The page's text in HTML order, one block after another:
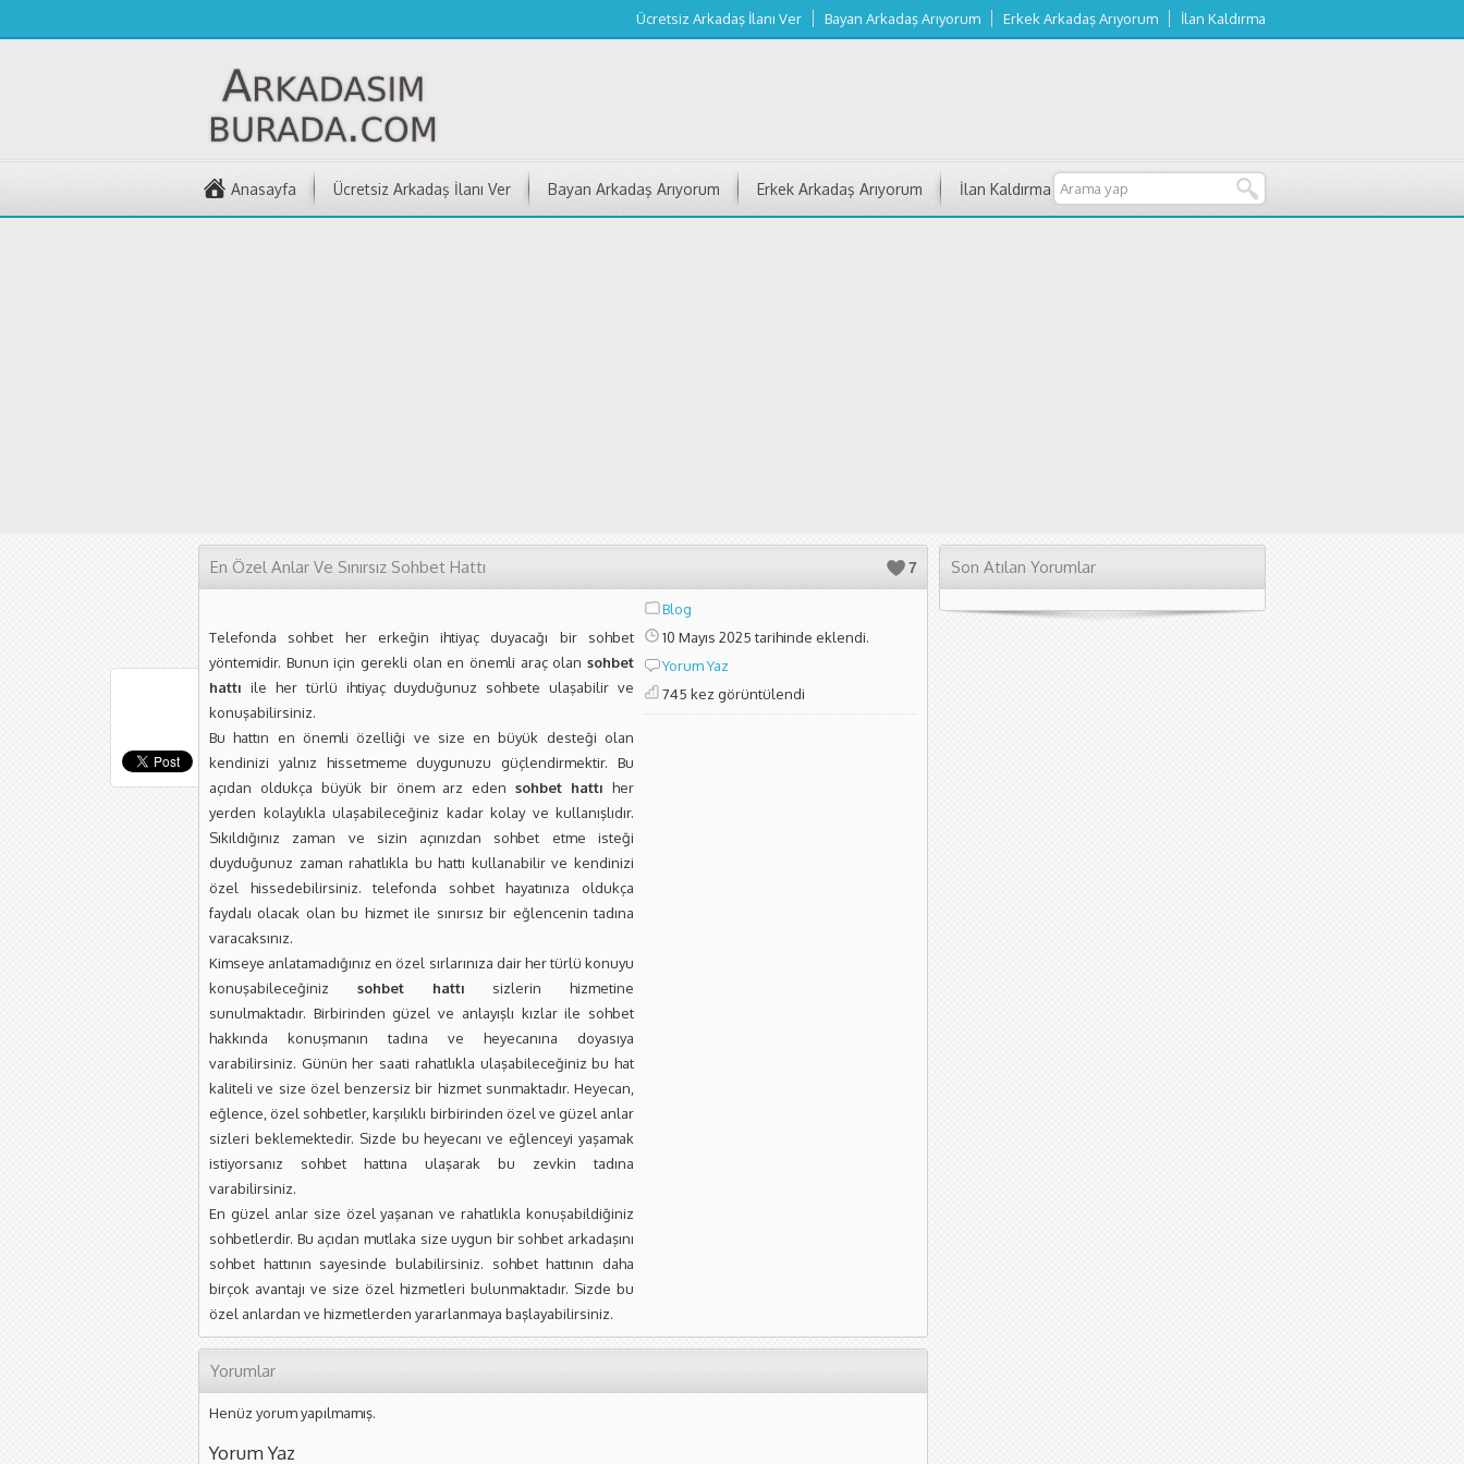
Ücretsiz Arkadaş İlanı Ver Bayan Arkadaş Arıyorum Erkek Arkadaş Arıyorum İlan Kaldırma
Anasayfa Ücretsiz Arkadaş İlanı Ver Bayan Arkadaş Arıyorum Erkek Arkadaş Arıyorum İlan Kaldırma
7
En Özel Anlar Ve Sınırsız Sohbet Hattı
Telefonda sohbet her erkeğin ihtiyaç duyacağı bir sohbet
yöntemidir. Bunun için gerekli olan en önemli araç olan sohbet
hattı ile her türlü ihtiyaç duyduğunuz sohbete ulaşabilir ve
konuşabilirsiniz.
Bu hattın en önemli özelliği ve size en büyük desteği olan
kendinizi yalnız hissetmeme duygunuzu güçlendirmektir. Bu
açıdan oldukça büyük bir önem arz edensohbet hattı her
yerden kolaylıkla ulaşabileceğiniz kadar kolay ve kullanışlıdır.
Sıkıldığınız zaman ve sizin açınızdan sohbet etme isteği
duyduğunuz zaman rahatlıkla bu hattı kullanabilir ve kendinizi
özel hissedebilirsiniz. telefonda sohbet hayatınıza oldukça
faydalı olacak olan bu hizmet ile sınırsız bir eğlencenin tadına
varacaksınız.
Kimseye anlatamadığınız en özel sırlarınıza dair her türlü konuyu
konuşabileceğiniz sohbet hattı sizlerin hizmetine
sunulmaktadır. Birbirinden güzel ve anlayışlı kızlar ile sohbet
hakkında konuşmanın tadına ve heyecanına doyasıya
varabilirsiniz. Günün her saati rahatlıkla ulaşabileceğiniz bu hat
kaliteli ve size özel benzersiz bir hizmet sunmaktadır. Heyecan,
eğlence, özel sohbetler, karşılıklı birbirinden özel ve güzel anlar
sizleri beklemektedir. Sizde bu heyecanı ve eğlenceyi yaşamak
istiyorsanız sohbet hattına ulaşarak bu zevkin tadına
varabilirsiniz.
En güzel anlar size özel yaşanan ve rahatlıkla konuşabildiğiniz
sohbetlerdir. Bu açıdan mutlaka size uygun bir sohbet arkadaşını
sohbet hattının sayesinde bulabilirsiniz. sohbet hattının daha
birçok avantajı ve size özel hizmetleri bulunmaktadır. Sizde bu
özel anlardan ve hizmetlerden yararlanmaya başlayabilirsiniz.
Blog
10 Mayıs 2025 tarihinde eklendi.
Yorum Yaz
745 kez görüntülendi
Yorumlar
Henüz yorum yapılmamış.
Yorum Yaz
Son Atılan Yorumlar